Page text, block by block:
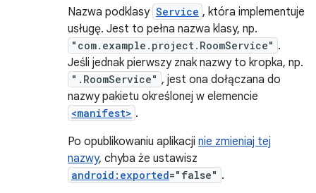
Nazwa podklasy Service , która implementuje
usługę. Jest to pełna nazwa klasy, np.
"com.example.project.RoomService" .
Jeśli jednak pierwszy znak nazwy to kropka, np.
".RoomService" , jest ona dołączana do
nazwy pakietu określonej w elemencie
<manifest> .
Po opublikowaniu aplikacji nie zmieniaj tej
nazwy, chyba że ustawisz
android:exported="false" .